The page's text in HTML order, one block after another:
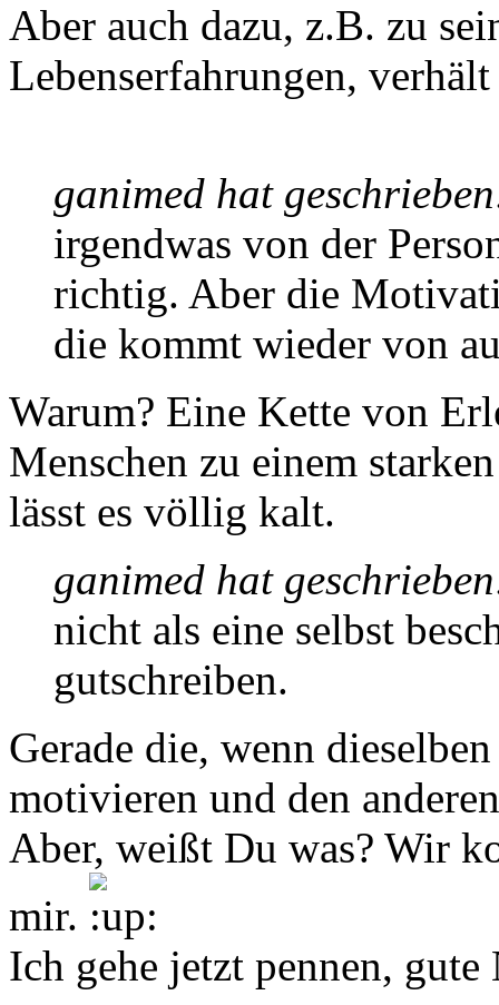
Aber auch dazu, z.B. zu
Lebenserfahrungen,
ganimed hat
irgendwas von der
richtig. Aber die
die kommt wieder von
Warum? Eine Kette von
Menschen zu einem
lässt es völlig kalt.
ganimed hat
nicht als eine selbst
gutschreiben.
Gerade die, wenn
motivieren und den
Aber, weißt Du was? Wir
mir.
Ich gehe jetzt pennen, gute